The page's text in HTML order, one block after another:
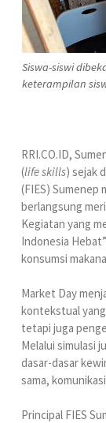
Siswa-siswi
keterampilan
RRI.CO.ID,
(life skills) sejak
(FIES) Sumenep
berlangsung
Kegiatan yang
Indonesia
konsumsi
Market Day
kontekstual
tetapi juga
Melalui simulasi
dasar-dasar
sama,
Principal FIES